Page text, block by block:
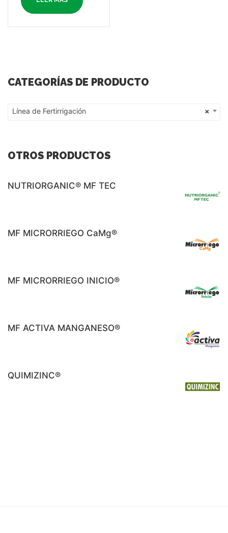
CATEGORÍAS DE PRODUCTO
Línea de Fertirrigación ×
Línea de Fertirrigación
OTROS PRODUCTOS
NUTRIORGANIC® MF TEC
MF MICRORRIEGO CaMg®
MF MICRORRIEGO INICIO®
MF ACTIVA MANGANESO®
QUIMIZINC®